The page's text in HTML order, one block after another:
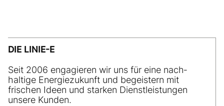
DIE LINIE-E
Seit 2006 engagieren wir uns für eine nach­
haltige Energiezukunft und begeistern mit
frischen Ideen und starken Dienstleistungen
unsere Kunden.